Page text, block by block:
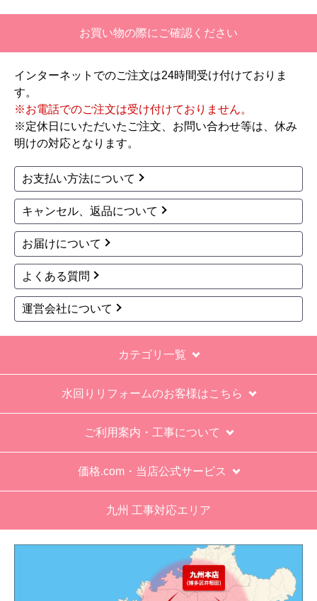
お買い物の際にご確認ください
インターネットでのご注文は24時間受け付けておりま
す。
※お電話でのご注文は受け付けておりません。
※定休日にいただいたご注文、お問い合わせ等は、休み
明けの対応となります。
お支払い方法について
キャンセル、返品について
お届けについて
よくある質問
運営会社について
カテゴリ一覧
水回りリフォームのお客様はこちら
ご利用案内・工事について
価格.com・当店公式サービス
九州 工事対応エリア